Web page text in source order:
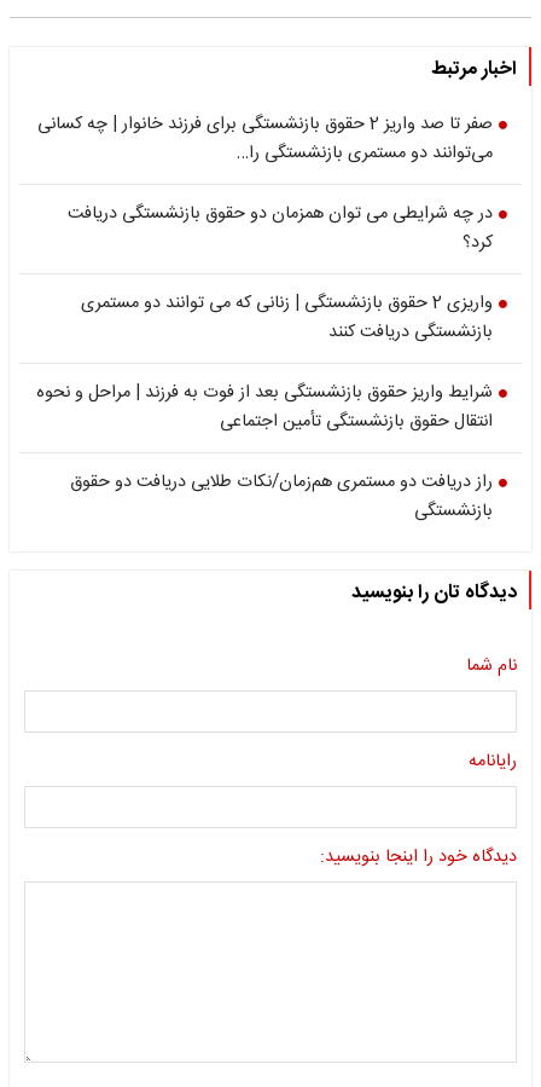
اخبار مرتبط
صفر تا صد واریز 2 حقوق بازنشستگی برای فرزند خانوار | چه کسانی
می‌توانند دو مستمری بازنشستگی را…
در چه شرایطی می توان همزمان دو حقوق بازنشستگی دریافت
کرد؟
واریزی 2 حقوق بازنشستگی | زنانی که می توانند دو مستمری
بازنشستگی دریافت کنند
شرایط واریز حقوق بازنشستگی بعد از فوت به فرزند | مراحل و نحوه
انتقال حقوق بازنشستگی تأمین اجتماعی
راز دریافت دو مستمری هم‌زمان/نکات طلایی دریافت دو حقوق
بازنشستگی
دیدگاه تان را بنویسید
نام شما
رایانامه
دیدگاه خود را اینجا بنویسید: